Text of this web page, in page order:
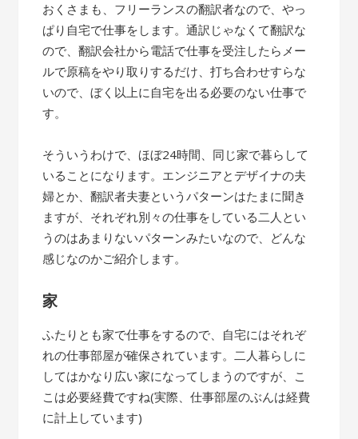
おくさまも、フリーランスの翻訳者なので、やっ
ぱり自宅で仕事をします。通訳じゃなくて翻訳な
ので、翻訳会社から電話で仕事を受注したらメー
ルで原稿をやり取りするだけ、打ち合わせすらな
いので、ぼく以上に自宅を出る必要のない仕事で
す。
そういうわけで、ほぼ24時間、同じ家で暮らして
いることになります。エンジニアとデザイナの夫
婦とか、翻訳者夫妻というパターンはたまに聞き
ますが、それぞれ別々の仕事をしている二人とい
うのはあまりないパターンみたいなので、どんな
感じなのかご紹介します。
家
ふたりとも家で仕事をするので、自宅にはそれぞ
れの仕事部屋が確保されています。二人暮らしに
してはかなり広い家になってしまうのですが、こ
こは必要経費ですね(実際、仕事部屋のぶんは経費
に計上しています)